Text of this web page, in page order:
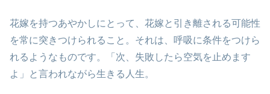
花嫁を持つあやかしにとって、花嫁と引き離される可能性
を常に突きつけられること。それは、呼吸に条件をつけら
れるようなものです。「次、失敗したら空気を止めます
よ」と言われながら生きる人生。